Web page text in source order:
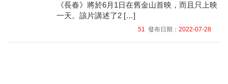
《長春》將於6月1日在舊金山首映，而且只上映
一天。該片講述了2 […]
51 發布日期： 2022-07-28